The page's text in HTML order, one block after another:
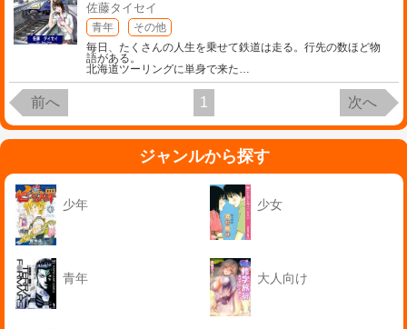
佐藤タイセイ
青年
その他
毎日、たくさんの人生を乗せて鉄道は走る。行先の数ほど物
語がある。
北海道ツーリングに単身で来た…
前へ 1 次へ
ジャンルから探す
少年 少女
青年 大人向け